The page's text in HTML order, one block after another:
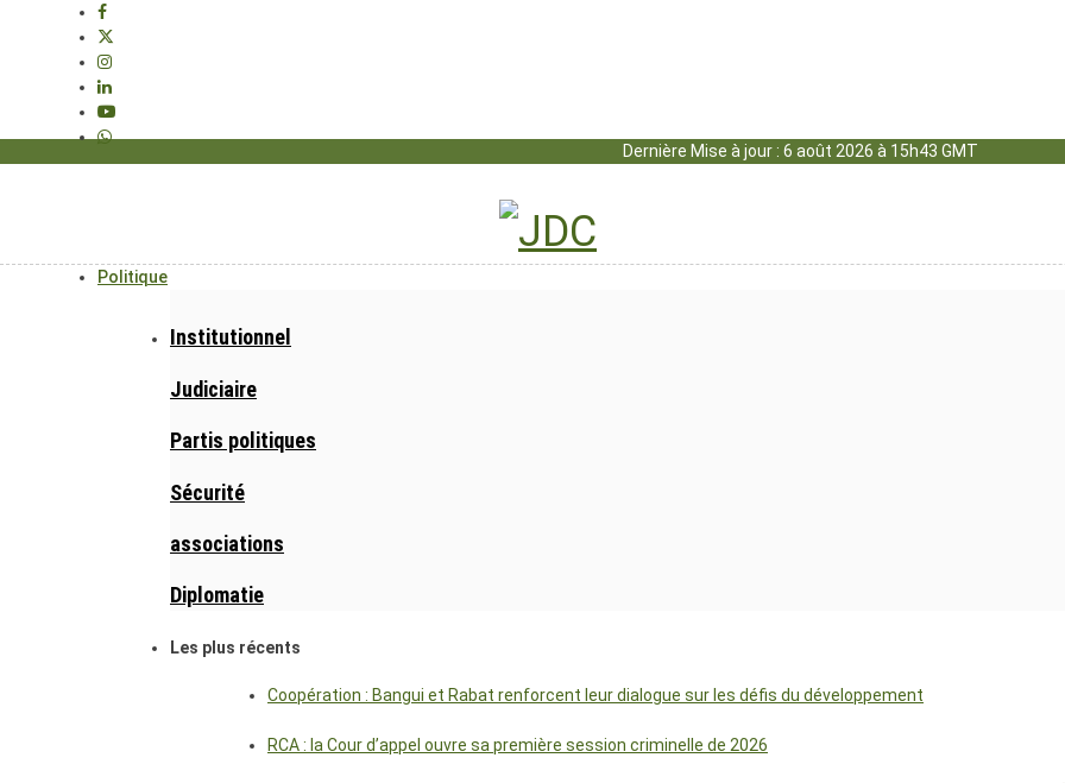
Dernière Mise à jour : 6 août 2026 à 15h43 GMT
Politique
Institutionnel
Judiciaire
Partis politiques
Sécurité
associations
Diplomatie
Les plus récents
Coopération : Bangui et Rabat renforcent leur dialogue sur les défis du développement
RCA : la Cour d’appel ouvre sa première session criminelle de 2026